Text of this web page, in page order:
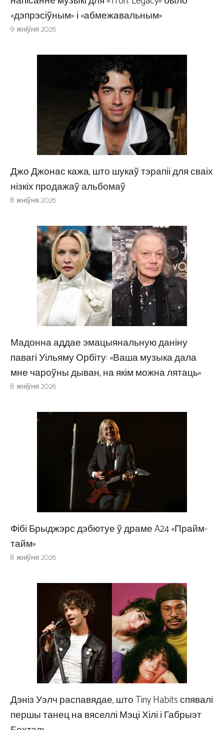
«дэпрэсіўным» і «абмежавальным»
9 жніўня 2026
Джо Джонас кажа, што шукаў тэрапіі для сваіх
нізкіх продажаў альбомаў
8 жніўня 2026
Мадонна аддае эмацыянальную даніну
павагі Уільяму Орбіту: «Ваша музыка дала
мне чароўны дыван, на якім можна лятаць»
8 жніўня 2026
Фібі Брыджэрс дэбютуе ў драме A24 «Прайм-
тайм»
8 жніўня 2026
Дэніз Уэлч распавядае, што Tiny Habits спявалі
першы танец на вяселлі Мэці Хілі і Габрыэт